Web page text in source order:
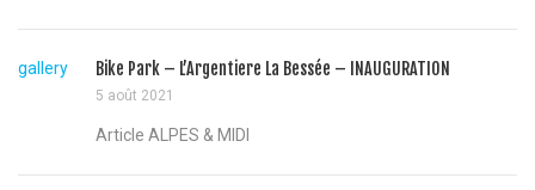
gallery Bike Park – L’Argentiere La Bessée – INAUGURATION
5 août 2021
Article ALPES & MIDI